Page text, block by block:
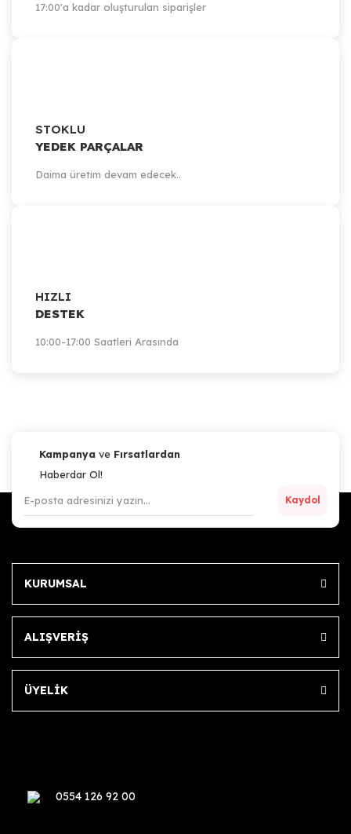
17:00'a kadar oluşturulan siparişler
STOKLU
YEDEK PARÇALAR
Daima üretim devam edecek..
HIZLI
DESTEK
10:00-17:00 Saatleri Arasında
Kampanya ve Fırsatlardan
Haberdar Ol!
Kaydol
KURUMSAL
ALIŞVERİŞ
ÜYELİK
0554 126 92 00